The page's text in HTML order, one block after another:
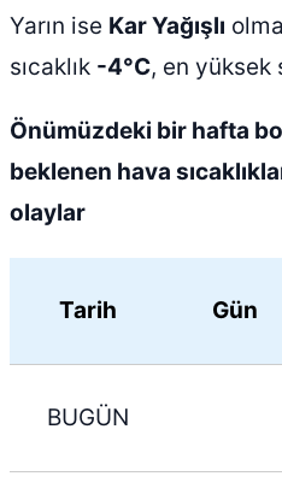
Yarın ise Kar Yağışlı
sıcaklık -4°C, en yüksek
Önümüzdeki bir hafta
beklenen hava
olaylar
Tarih Gün
BUGÜN